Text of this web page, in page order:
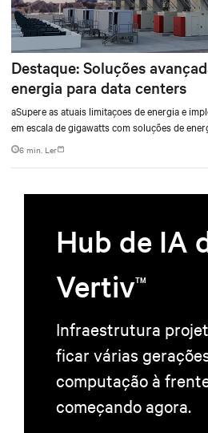
Destaque: Soluções
energia para data centers
aSupere as atuais limitaçoes de energia e
em escala de gigawatts com soluções de
6 min. Ler
Hub de IA
VertivTM
Infraestrutura
ficar várias
computação à
começando agora.